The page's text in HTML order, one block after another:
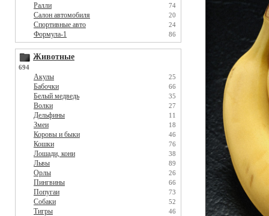
Ралли 74
Салон автомобиля 20
Спортивные авто 24
Формула-1 86
Животные
694
Акулы 25
Бабочки 66
Белый медведь 35
Волки 27
Дельфины 11
Змеи 18
Коровы и быки 46
Кошки 76
Лошади, кони 38
Львы 89
Орлы 26
Пингвины 66
Попугаи 73
Собаки 52
Тигры 46